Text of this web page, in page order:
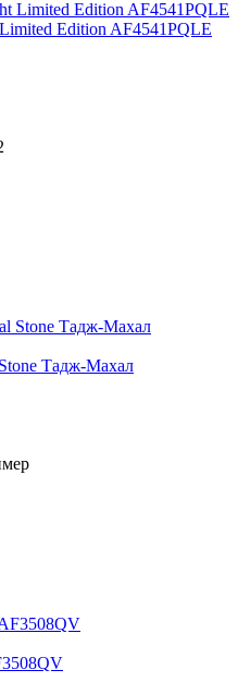
Edition AF4541PQLE
Тадж-Махал